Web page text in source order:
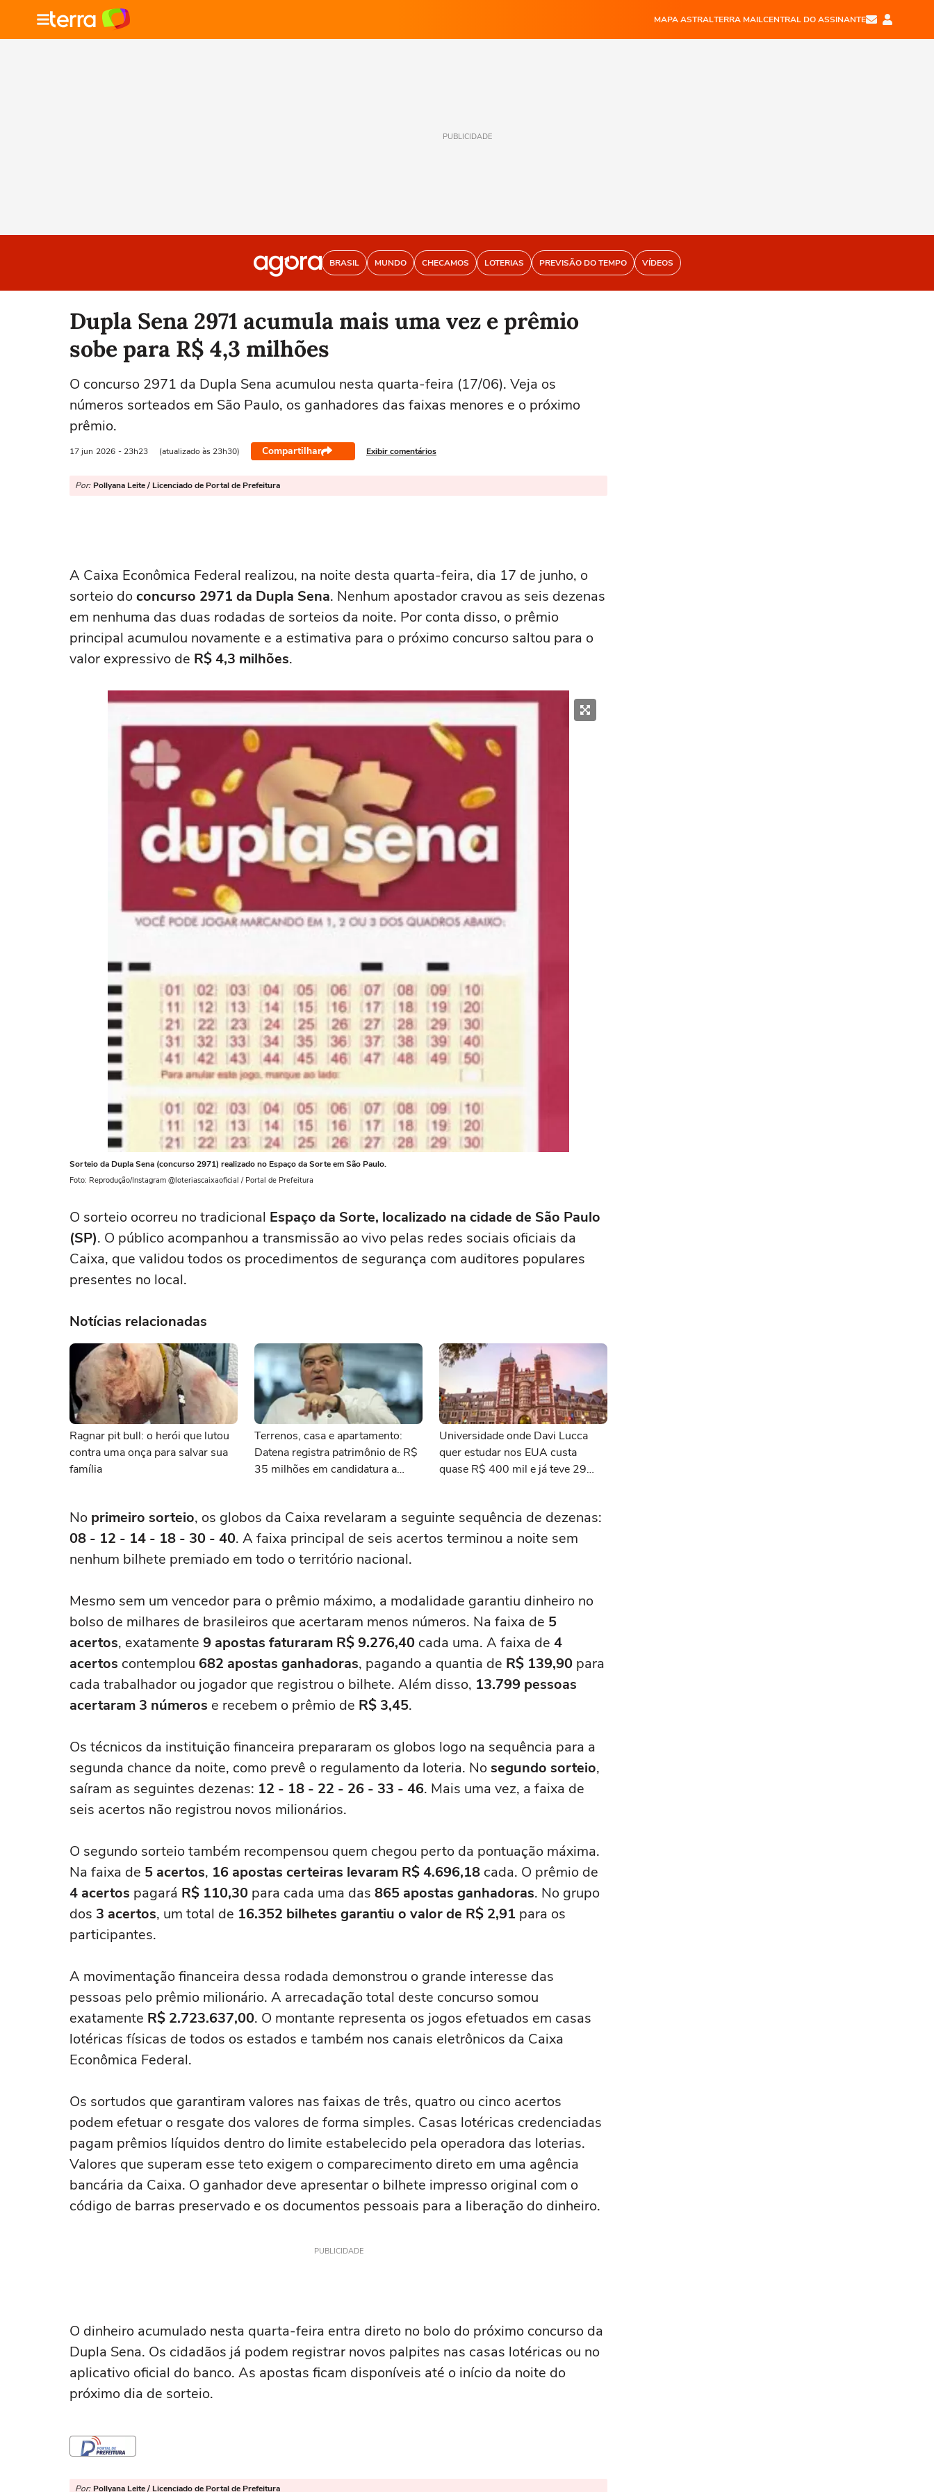
MAPA ASTRALTERRA MAILCENTRAL DO ASSINANTE
PUBLICIDADE
BRASIL MUNDO CHECAMOS LOTERIAS PREVISÃO DO TEMPO VÍDEOS
Dupla Sena 2971 acumula mais uma vez e prêmio
sobe para R$ 4,3 milhões
O concurso 2971 da Dupla Sena acumulou nesta quarta-feira (17/06). Veja os
números sorteados em São Paulo, os ganhadores das faixas menores e o próximo
prêmio.
17 jun 2026 - 23h23 (atualizado às 23h30) Compartilhar Exibir comentários
Por: Pollyana Leite / Licenciado de Portal de Prefeitura
A Caixa Econômica Federal realizou, na noite desta quarta-feira, dia 17 de junho, o
sorteio doconcurso 2971 da Dupla Sena. Nenhum apostador cravou as seis dezenas
em nenhuma das duas rodadas de sorteios da noite. Por conta disso, o prêmio
principal acumulou novamente e a estimativa para o próximo concurso saltou para o
valor expressivo de R$ 4,3 milhões.
Sorteio da Dupla Sena (concurso 2971) realizado no Espaço da Sorte em São Paulo.
Foto: Reprodução/Instagram @loteriascaixaoficial / Portal de Prefeitura
O sorteio ocorreu no tradicional Espaço da Sorte, localizado na cidade de São Paulo
(SP). O público acompanhou a transmissão ao vivo pelas redes sociais oficiais da
Caixa, que validou todos os procedimentos de segurança com auditores populares
presentes no local.
Notícias relacionadas
Ragnar pit bull: o herói que lutou
contra uma onça para salvar sua
família
Terrenos, casa e apartamento:
Datena registra patrimônio de R$
35 milhões em candidatura a
Universidade onde Davi Lucca
quer estudar nos EUA custa
quase R$ 400 mil e já teve 29
No primeiro sorteio, os globos da Caixa revelaram a seguinte sequência de dezenas:
08 - 12 - 14 - 18 - 30 - 40. A faixa principal de seis acertos terminou a noite sem
nenhum bilhete premiado em todo o território nacional.
Mesmo sem um vencedor para o prêmio máximo, a modalidade garantiu dinheiro no
bolso de milhares de brasileiros que acertaram menos números. Na faixa de 5
acertos, exatamente 9 apostas faturaram R$ 9.276,40 cada uma. A faixa de 4
acertos contemplou 682 apostas ganhadoras, pagando a quantia de R$ 139,90 para
cada trabalhador ou jogador que registrou o bilhete. Além disso, 13.799 pessoas
acertaram 3 números e recebem o prêmio de R$ 3,45.
Os técnicos da instituição financeira prepararam os globos logo na sequência para a
segunda chance da noite, como prevê o regulamento da loteria. Nosegundo sorteio,
saíram as seguintes dezenas: 12 - 18 - 22 - 26 - 33 - 46. Mais uma vez, a faixa de
seis acertos não registrou novos milionários.
O segundo sorteio também recompensou quem chegou perto da pontuação máxima.
Na faixa de 5 acertos, 16 apostas certeiras levaram R$ 4.696,18 cada. O prêmio de
4 acertos pagará R$ 110,30 para cada uma das 865 apostas ganhadoras. No grupo
dos 3 acertos, um total de 16.352 bilhetes garantiu o valor de R$ 2,91 para os
participantes.
A movimentação financeira dessa rodada demonstrou o grande interesse das
pessoas pelo prêmio milionário. A arrecadação total deste concurso somou
exatamente R$ 2.723.637,00. O montante representa os jogos efetuados em casas
lotéricas físicas de todos os estados e também nos canais eletrônicos da Caixa
Econômica Federal.
Os sortudos que garantiram valores nas faixas de três, quatro ou cinco acertos
podem efetuar o resgate dos valores de forma simples. Casas lotéricas credenciadas
pagam prêmios líquidos dentro do limite estabelecido pela operadora das loterias.
Valores que superam esse teto exigem o comparecimento direto em uma agência
bancária da Caixa. O ganhador deve apresentar o bilhete impresso original com o
código de barras preservado e os documentos pessoais para a liberação do dinheiro.
PUBLICIDADE
O dinheiro acumulado nesta quarta-feira entra direto no bolo do próximo concurso da
Dupla Sena. Os cidadãos já podem registrar novos palpites nas casas lotéricas ou no
aplicativo oficial do banco. As apostas ficam disponíveis até o início da noite do
próximo dia de sorteio.
Por: Pollyana Leite / Licenciado de Portal de Prefeitura